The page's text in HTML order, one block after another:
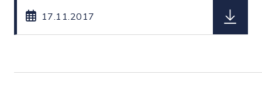
17.11.2017